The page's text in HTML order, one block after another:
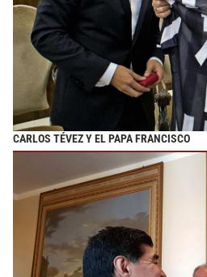
CARLOS TÉVEZ Y EL PAPA FRANCISCO